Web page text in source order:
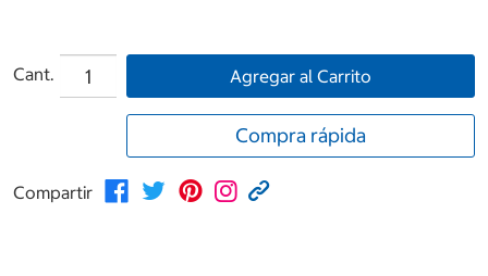
Cant. Agregar al Carrito
Compra rápida
Compartir